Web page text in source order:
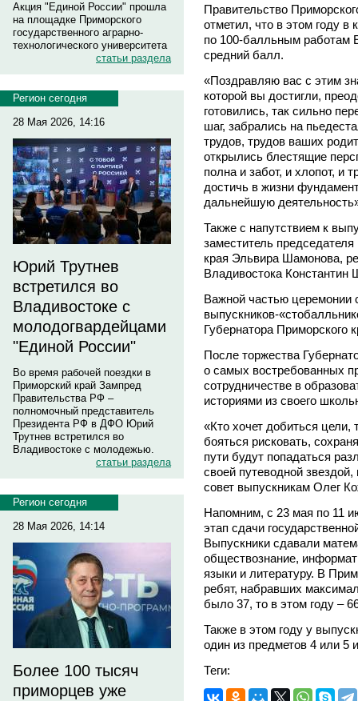
Акция "Единой России" прошла
на площадке Приморского
государственного аграрно-
технологического университета
статьи раздела
Регион сегодня
28 Мая 2026, 14:16
Юрий Трутнев
встретился во
Владивостоке с
молодогвардейцами
"Единой России"
Во время рабочей поездки в
Приморский край Зампред
Правительства РФ –
полномочный представитель
Президента РФ в ДФО Юрий
Трутнев встретился во
Владивостоке с молодежью.
статьи раздела
Регион сегодня
28 Мая 2026, 14:14
Более 100 тысяч
приморцев уже
Правительство
отметил, что в этом году в
по 100-балльным работам
средний балл.
«Поздравляю вас с этим
которой вы достигли,
готовились, так сильно
шаг, забрались на
трудов, трудов ваших
открылись блестящие
полна и забот, и хлопот, и
достичь в жизни
дальнейшую
Также с напутствием к
заместитель
края Эльвира Шамонова,
Владивостока Константин
Важной частью церемонии
выпускников-
Губернатора Приморского
После торжества
о самых востребованных
сотрудничестве в
историями из своего
«Кто хочет добиться
бояться рисковать,
пути будут попадаться
своей путеводной
совет выпускникам Олег
Напомним, с 23 мая по 11
этап сдачи
Выпускники сдавали
обществознание,
языки и литературу. В
ребят, набравших
было 37, то в этом году –
Также в этом году у
один из предметов 4 или 5
Теги: